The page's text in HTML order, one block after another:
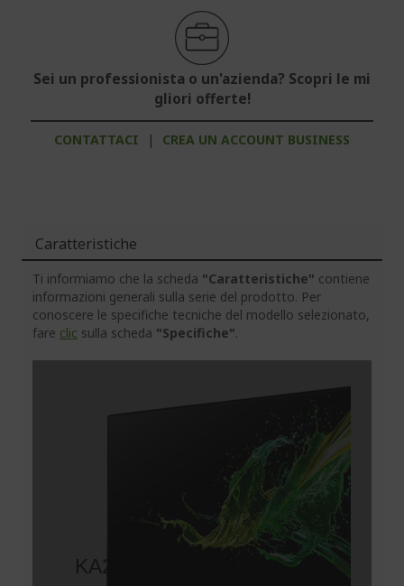
Sei un professionista o un'azienda? Scopri le mi
gliori offerte!
CONTATTACI | CREA UN ACCOUNT BUSINESS
Caratteristiche
Ti informiamo che la scheda "Caratteristiche" contiene
informazioni generali sulla serie del prodotto. Per
conoscere le specifiche tecniche del modello selezionato,
fare clic sulla scheda "Specifiche".